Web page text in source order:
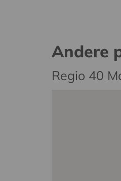
Andere
Regio 40